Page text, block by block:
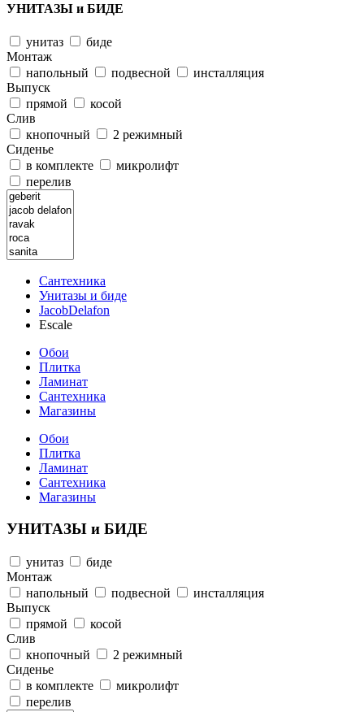
УНИТАЗЫ и БИДЕ
унитаз
биде
Монтаж
напольный
подвесной
инсталляция
Выпуск
прямой
косой
Слив
кнопочный
2 режимный
Сиденье
в комплекте
микролифт
перелив
Сантехника
Унитазы и биде
JacobDelafon
Escale
Обои
Плитка
Ламинат
Сантехника
Магазины
Обои
Плитка
Ламинат
Сантехника
Магазины
УНИТАЗЫ и БИДЕ
унитаз
биде
Монтаж
напольный
подвесной
инсталляция
Выпуск
прямой
косой
Слив
кнопочный
2 режимный
Сиденье
в комплекте
микролифт
перелив